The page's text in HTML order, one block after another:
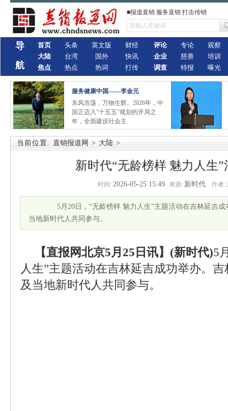
■报道直销 服务直销 打击传销
导
航
首页
大陆
焦点
头条
台湾
热点
英文版
国外
热词
财经
快讯
打传
评论
企业
调查
专论
慈善
特报
观察
培训
曝光
服务健康中国——李金元
东风浩荡，万物生辉。2026年，中
国正迈入“十五五”规划的开局之
年，全面建设社会主
当前位置: 直销报道网 > 大陆 >
新时代“无龄榜样 魅力人生
时间: 2026-05-25 15:49 来源: 新时代 作者:
5月20日，“无龄榜样 魅力人生”主题活动在吉林延吉成
当地新时代人共同参与。
【直报网北京5月25日讯】(新时代)5
人生”主题活动在吉林延吉成功举办。
及当地新时代人共同参与。